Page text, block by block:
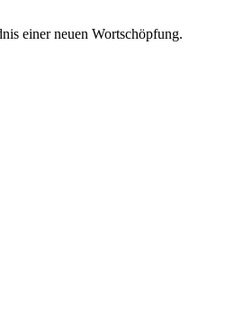
einer neuen Wortschöpfung.